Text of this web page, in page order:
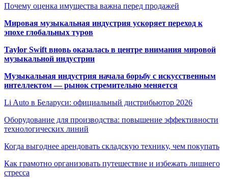
Почему оценка имущества важна перед продажей
Мировая музыкальная индустрия ускоряет переход к
эпохе глобальных туров
Taylor Swift вновь оказалась в центре внимания мировой
музыкальной индустрии
Музыкальная индустрия начала борьбу с искусственным
интеллектом — рынок стремительно меняется
Li Auto в Беларуси: официальный дистрибьютор 2026
Оборудование для производства: повышение эффективности
технологических линий
Когда выгоднее арендовать складскую технику, чем покупать
Как грамотно организовать путешествие и избежать лишнего
стресса